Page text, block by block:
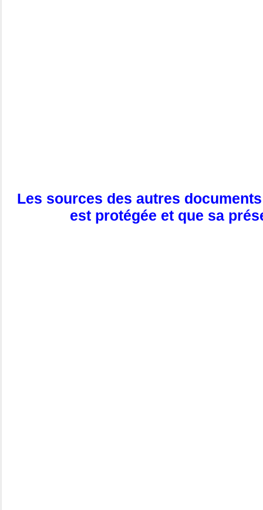
Les sources des autres
est protégée et que sa